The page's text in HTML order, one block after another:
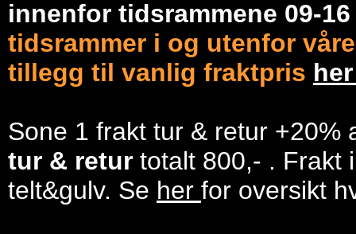
innenfor tidsrammene 09-
tidsrammer i og utenfor
tillegg til vanlig fraktpris
Sone 1 frakt tur & retur +20%
tur & retur totalt 800,- . Frakt
telt&gulv. Se her for oversikt